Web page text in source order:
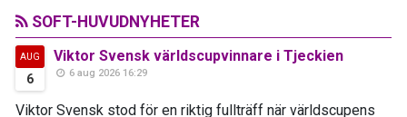
SOFT-HUVUDNYHETER
AUG
6
Viktor Svensk världscupvinnare i Tjeckien
6 aug 2026 16:29
Viktor Svensk stod för en riktig fullträff när världscupens